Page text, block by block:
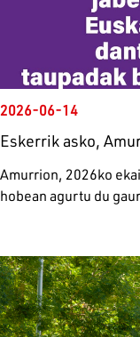
2026-06-14
Eskerrik asko,
Amurrion, 2026ko
hobean agurtu du